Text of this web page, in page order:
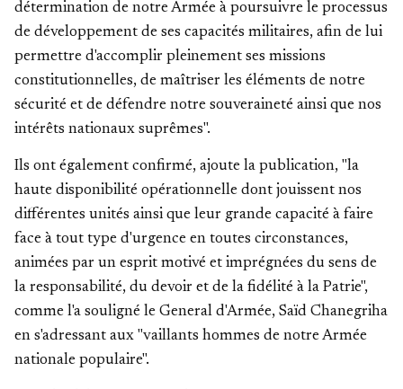
détermination de notre Armée à poursuivre le processus
de développement de ses capacités militaires, afin de lui
permettre d'accomplir pleinement ses missions
constitutionnelles, de maîtriser les éléments de notre
sécurité et de défendre notre souveraineté ainsi que nos
intérêts nationaux suprêmes".
Ils ont également confirmé, ajoute la publication, "la
haute disponibilité opérationnelle dont jouissent nos
différentes unités ainsi que leur grande capacité à faire
face à tout type d'urgence en toutes circonstances,
animées par un esprit motivé et imprégnées du sens de
la responsabilité, du devoir et de la fidélité à la Patrie",
comme l'a souligné le General d'Armée, Saïd Chanegriha
en s'adressant aux "vaillants hommes de notre Armée
nationale populaire".